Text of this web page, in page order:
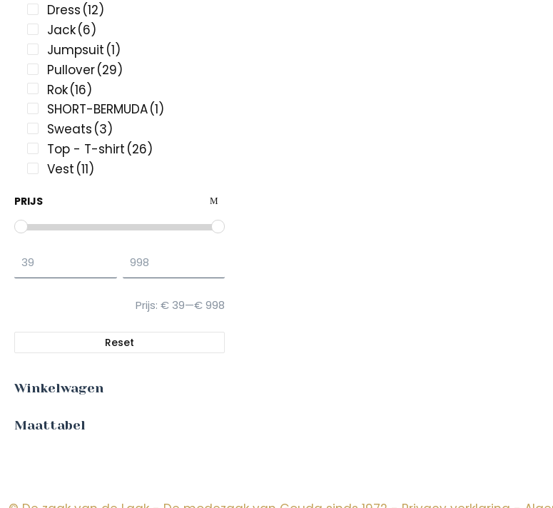
Dress (12)
Jack(6)
Jumpsuit (1)
Pullover(29)
Rok(16)
SHORT-BERMUDA(1)
Sweats (3)
Top - T-shirt (26)
Vest (11)
PRIJS
Prijs: € 39—€ 998
Reset
Winkelwagen
Maattabel